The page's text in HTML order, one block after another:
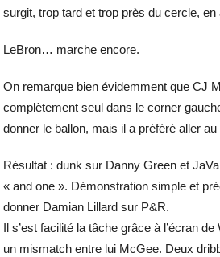
surgit, trop tard et trop près du cercle, en
LeBron… marche encore.
On remarque bien évidemment que CJ
complètement seul dans le corner
donner le ballon, mais il a préféré aller au
Résultat : dunk sur Danny Green et
« and one ». Démonstration simple et
donner Damian Lillard sur P&R.
Il s’est facilité la tâche grâce à l’écran
un mismatch entre lui McGee. Deux